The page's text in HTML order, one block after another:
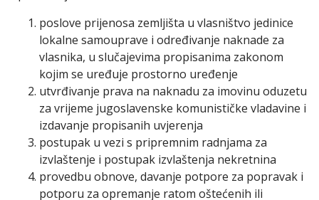
poslove prijenosa zemljišta u vlasništvo jedinice
lokalne samouprave i određivanje naknade za
vlasnika, u slučajevima propisanima zakonom
kojim se uređuje prostorno uređenje
utvrđivanje prava na naknadu za imovinu oduzetu
za vrijeme jugoslavenske komunističke vladavine i
izdavanje propisanih uvjerenja
postupak u vezi s pripremnim radnjama za
izvlaštenje i postupak izvlaštenja nekretnina
provedbu obnove, davanje potpore za popravak i
potporu za opremanje ratom oštećenih ili